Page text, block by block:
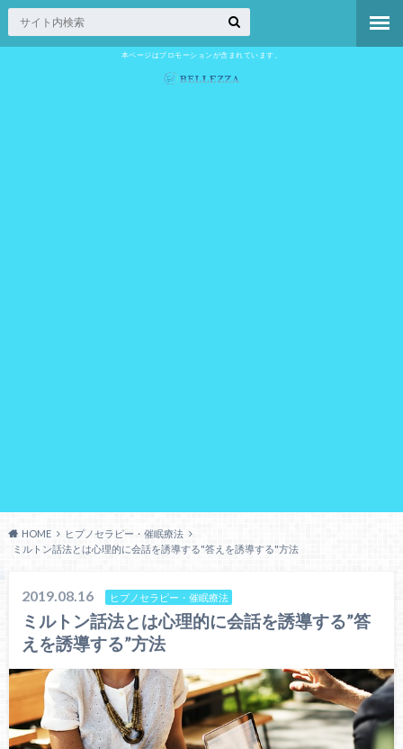
本ページはプロモーションが含まれています。
HOME
ヒプノセラピー・催眠療法
ミルトン話法とは心理的に会話を誘導する"答えを誘導する"方法
2019.08.16 ヒプノセラピー・催眠療法
ミルトン話法とは心理的に会話を誘導する”答
えを誘導する”方法